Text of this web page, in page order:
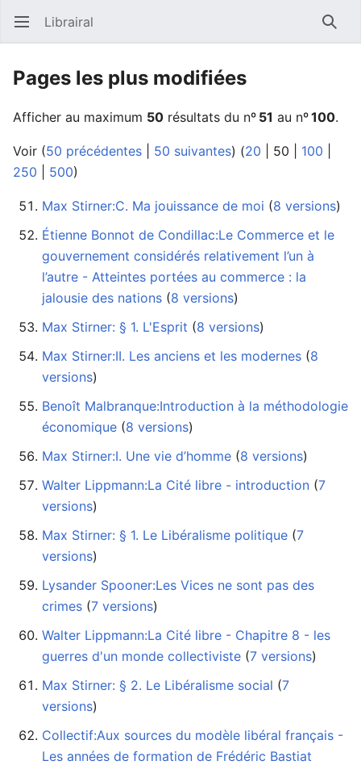
Ouvrir le menu principal Librairal
Pages les plus modifiées
Afficher au maximum 50 résultats du nº 51 au nº100.
Voir (50 précédentes 50 suivantes) (20 50 100
250
500)
Max Stirner:C. Ma jouissance de moi ‏‎ (8 versions)
Étienne Bonnot de Condillac:Le Commerce et le
gouvernement considérés relativement l’un à
l’autre - Atteintes portées au commerce : la
jalousie des nations ‏‎ (8 versions)
Max Stirner: § 1. L'Esprit ‏‎ (8 versions)
Max Stirner:II. Les anciens et les modernes ‏‎ (8
versions)
Benoît Malbranque:Introduction à la méthodologie
économique ‏‎ (8 versions)
Max Stirner:I. Une vie d’homme ‏‎ (8 versions)
Walter Lippmann:La Cité libre - introduction ‏‎ (7
versions)
Max Stirner: § 1. Le Libéralisme politique ‏‎ (7
versions)
Lysander Spooner:Les Vices ne sont pas des
crimes ‏‎ (7 versions)
Walter Lippmann:La Cité libre - Chapitre 8 - les
guerres d'un monde collectiviste ‏‎ (7 versions)
Max Stirner: § 2. Le Libéralisme social ‏‎ (7
versions)
Collectif:Aux sources du modèle libéral français -
Les années de formation de Frédéric Bastiat